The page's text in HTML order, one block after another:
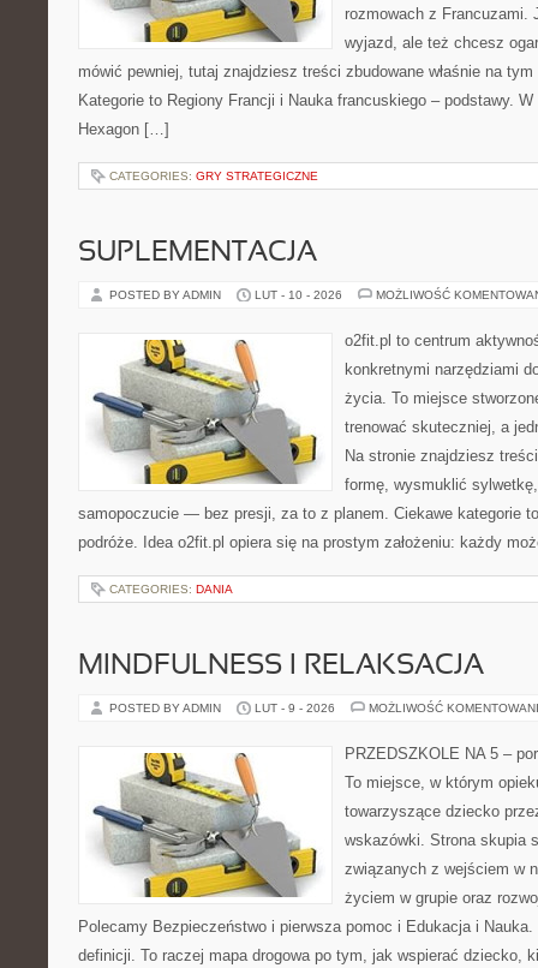
rozmowach z Francuzami.
wyjazd, ale też chcesz
mówić pewniej, tutaj znajdziesz treści zbudowane właśnie na
Kategorie to Regiony Francji i Nauka francuskiego – podstawy.
Hexagon […]
CATEGORIES: GRY STRATEGICZNE
SUPLEMENTACJA
POSTED BY ADMIN LUT - 10 - 2026 MOŻLIWOŚĆ
o2fit.pl to centrum
konkretnymi narzędziami
życia. To miejsce
trenować skuteczniej, a
Na stronie znajdziesz
formę, wysmuklić
samopoczucie — bez presji, za to z planem. Ciekawe kategorie
podróże. Idea o2fit.pl opiera się na prostym założeniu: każdy
CATEGORIES: DANIA
MINDFULNESS I RELAKSACJA
POSTED BY ADMIN LUT - 9 - 2026 MOŻLIWOŚĆ
PRZEDSZKOLE NA 5 –
To miejsce, w którym
towarzyszące dziecko
wskazówki. Strona skupia
związanych z wejściem w
życiem w grupie oraz
Polecamy Bezpieczeństwo i pierwsza pomoc i Edukacja i
definicji. To raczej mapa drogowa po tym, jak wspierać dziecko,